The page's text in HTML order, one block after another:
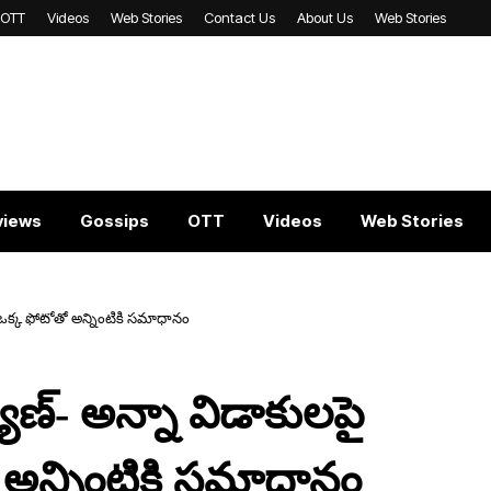
OTT Videos Web Stories Contact Us About Us Web Stories
Gossips OTT Videos Web Stories
ఫోటోతో అన్నింటికి స‌మాధానం
అన్నా విడాకుల‌పై
అన్నింటికి స‌మాధానం